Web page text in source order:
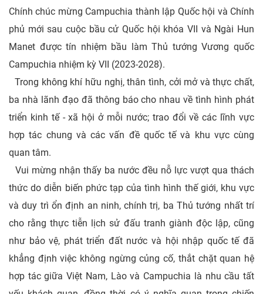
Chính chúc mừng Campuchia thành lập Quốc hội và Chính
phủ mới sau cuộc bầu cử Quốc hội khóa VII và Ngài Hun
Manet được tín nhiệm bầu làm Thủ tướng Vương quốc
Campuchia nhiệm kỳ VII (2023-2028).
Trong không khí hữu nghị, thân tình, cởi mở và thực chất,
ba nhà lãnh đạo đã thông báo cho nhau về tình hình phát
triển kinh tế - xã hội ở mỗi nước; trao đổi về các lĩnh vực
hợp tác chung và các vấn đề quốc tế và khu vực cùng
quan tâm.
Vui mừng nhận thấy ba nước đều nỗ lực vượt qua thách
thức do diễn biến phức tạp của tình hình thế giới, khu vực
và duy trì ổn định an ninh, chính trị, ba Thủ tướng nhất trí
cho rằng thực tiễn lịch sử đấu tranh giành độc lập, cũng
như bảo vệ, phát triển đất nước và hội nhập quốc tế đã
khẳng định việc không ngừng củng cố, thắt chặt quan hệ
hợp tác giữa Việt Nam, Lào và Campuchia là nhu cầu tất